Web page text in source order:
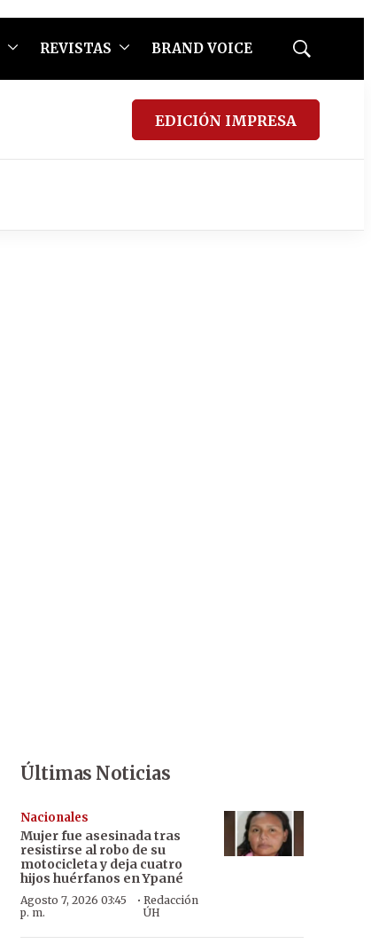
REVISTAS BRAND VOICE
Mostrar
EDICIÓN IMPRESA
Últimas Noticias
Nacionales
Mujer fue asesinada tras
resistirse al robo de su
motocicleta y deja cuatro
hijos huérfanos en Ypané
Agosto 7, 2026 03:45
p. m.
· Redacción
ÚH